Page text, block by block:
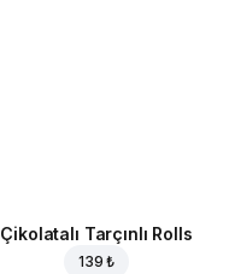
Çikolatalı Tarçınlı Rolls
139 ₺